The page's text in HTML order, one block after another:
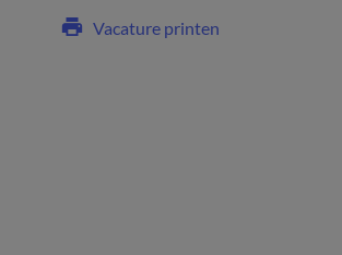
Vacature printen